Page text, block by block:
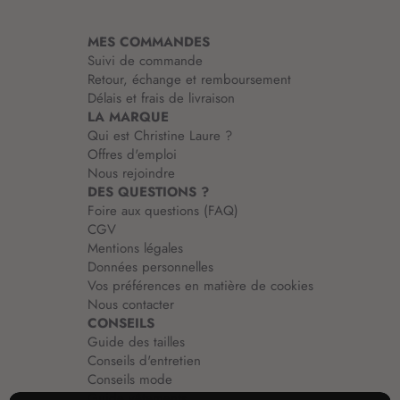
MES COMMANDES
Suivi de commande
Retour, échange et remboursement
Délais et frais de livraison
LA MARQUE
Qui est Christine Laure ?
Offres d'emploi
Nous rejoindre
DES QUESTIONS ?
Foire aux questions (FAQ)
CGV
Mentions légales
Données personnelles
Vos préférences en matière de cookies
Nous contacter
CONSEILS
Guide des tailles
Conseils d'entretien
Conseils mode